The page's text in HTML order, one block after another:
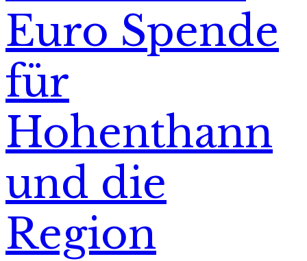
Euro Spende
für
Hohenthann
und die
Region